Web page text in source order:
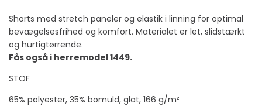
Shorts med stretch paneler og elastik i linning for optimal
bevægelsesfrihed og komfort. Materialet er let, slidstærkt
og hurtigtørrende.
Fås også i herremodel 1449.
STOF
65% polyester, 35% bomuld, glat, 166 g/m²